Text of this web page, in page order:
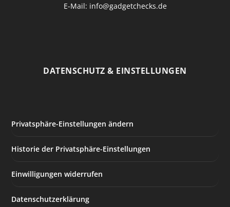
E-Mail: info@gadgetchecks.de
DATENSCHUTZ & EINSTELLUNGEN
Privatsphäre-Einstellungen ändern
Historie der Privatsphäre-Einstellungen
Einwilligungen widerrufen
Datenschutzerklärung